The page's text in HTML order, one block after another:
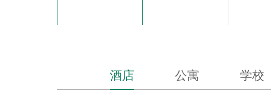
酒店 公寓 学校